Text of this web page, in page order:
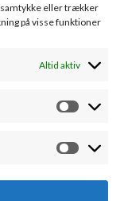
samtykke eller trækker
på visse funktioner
Altid aktiv